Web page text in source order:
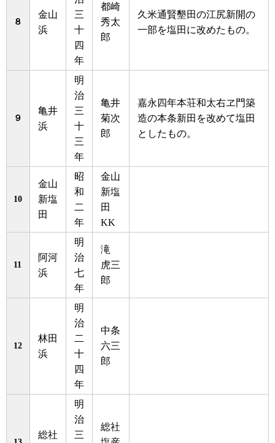
８
金山
浜
三
十
四
年
都崎
秀太
郎
久米通賢墾田の江尻新開の
一部を塩田に改めたもの。
９
亀井
浜
明
治
三
十
三
年
亀井
菊次
郎
嘉永四年本荘和太右ヱ門築
造の本条新田を改めて塩田
としたもの。
10
金山
新塩
田
昭
和
二
年
金山
新塩
田
KK
11
阿河
浜
明
治
七
年
滝
虎三
郎
12
林田
浜
明
治
二
十
四
年
中条
六三
郎
総社
明
治
三
総社